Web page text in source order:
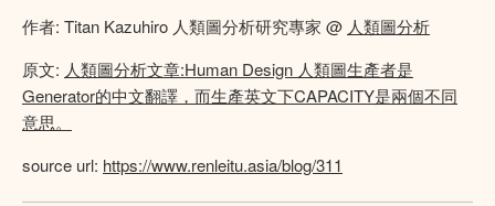
作者: Titan Kazuhiro 人類圖分析研究專家 @ 人類圖分析
原文: 人類圖分析文章:Human Design 人類圖生產者是
Generator的中文翻譯，而生產英文下CAPACITY是兩個不同
意思。
source url: https://www.renleitu.asia/blog/311